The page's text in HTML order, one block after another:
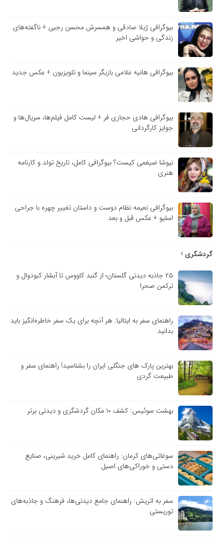
بیوگرافی ژیلا صادقی و همسرش محسن رجبی + ناگفته‌های
زندگی و حواشی اخیر
بیوگرافی هانیه غلامی بازیگر سینما و تلویزیون + عکس جدید
بیوگرافی هادی حجازی فر + لیست کامل فیلم‌ها، سریال‌ها و
جوایز کارگردانی
نیوشا ضیغمی کیست؟ بیوگرافی کامل، تاریخ تولد و کارنامه
هنری
بیوگرافی نعیمه نظام دوست و داستان تغییر چهره با جراحی
اسلیو + عکس قبل و بعد
گردشگری
۲۵ جاذبه دیدنی گلستان؛ از گنبد کاووس تا آبشار کبودوال و
ترکمن صحرا
راهنمای سفر به ایتالیا: هر آنچه برای یک سفر خاطره‌انگیز باید
بدانید
بهترین پارک های جنگلی ایران را بشناسید! راهنمای سفر و
طبیعت گردی
بهشت سوئیس: کشف ۱۰ مکان گردشگری و دیدنی برتر
سوغاتی‌های کرمان: راهنمای کامل خرید شیرینی، صنایع
دستی و خوراکی‌های اصیل
سفر به اتریش: راهنمای جامع دیدنی‌ها، فرهنگ و جاذبه‌های
توریستی